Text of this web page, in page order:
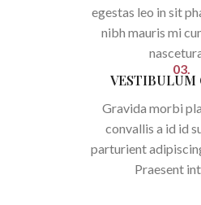
egestas leo in sit
nibh mauris mi
03.
VESTIBULUM
Gravida morbi
convallis a id id
parturient
Praesent